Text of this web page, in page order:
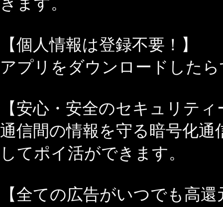
【個人情報は登録不要！】
アプリをダウンロードした
【安心・安全のセキュリテ
通信間の情報を守る暗号化
してポイ活ができます。
【全ての広告がいつでも高還